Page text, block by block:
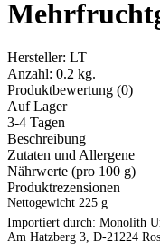
Hersteller: LT
Anzahl: 0.2 kg.
Produktbewertung (0)
Auf Lager
3-4 Tagen
Beschreibung
Zutaten und Allergene
Nährwerte (pro 100 g)
Produktrezensionen
Nettogewicht 225 g
Importiert durch: Monolith
Am Hatzberg 3, D-21224